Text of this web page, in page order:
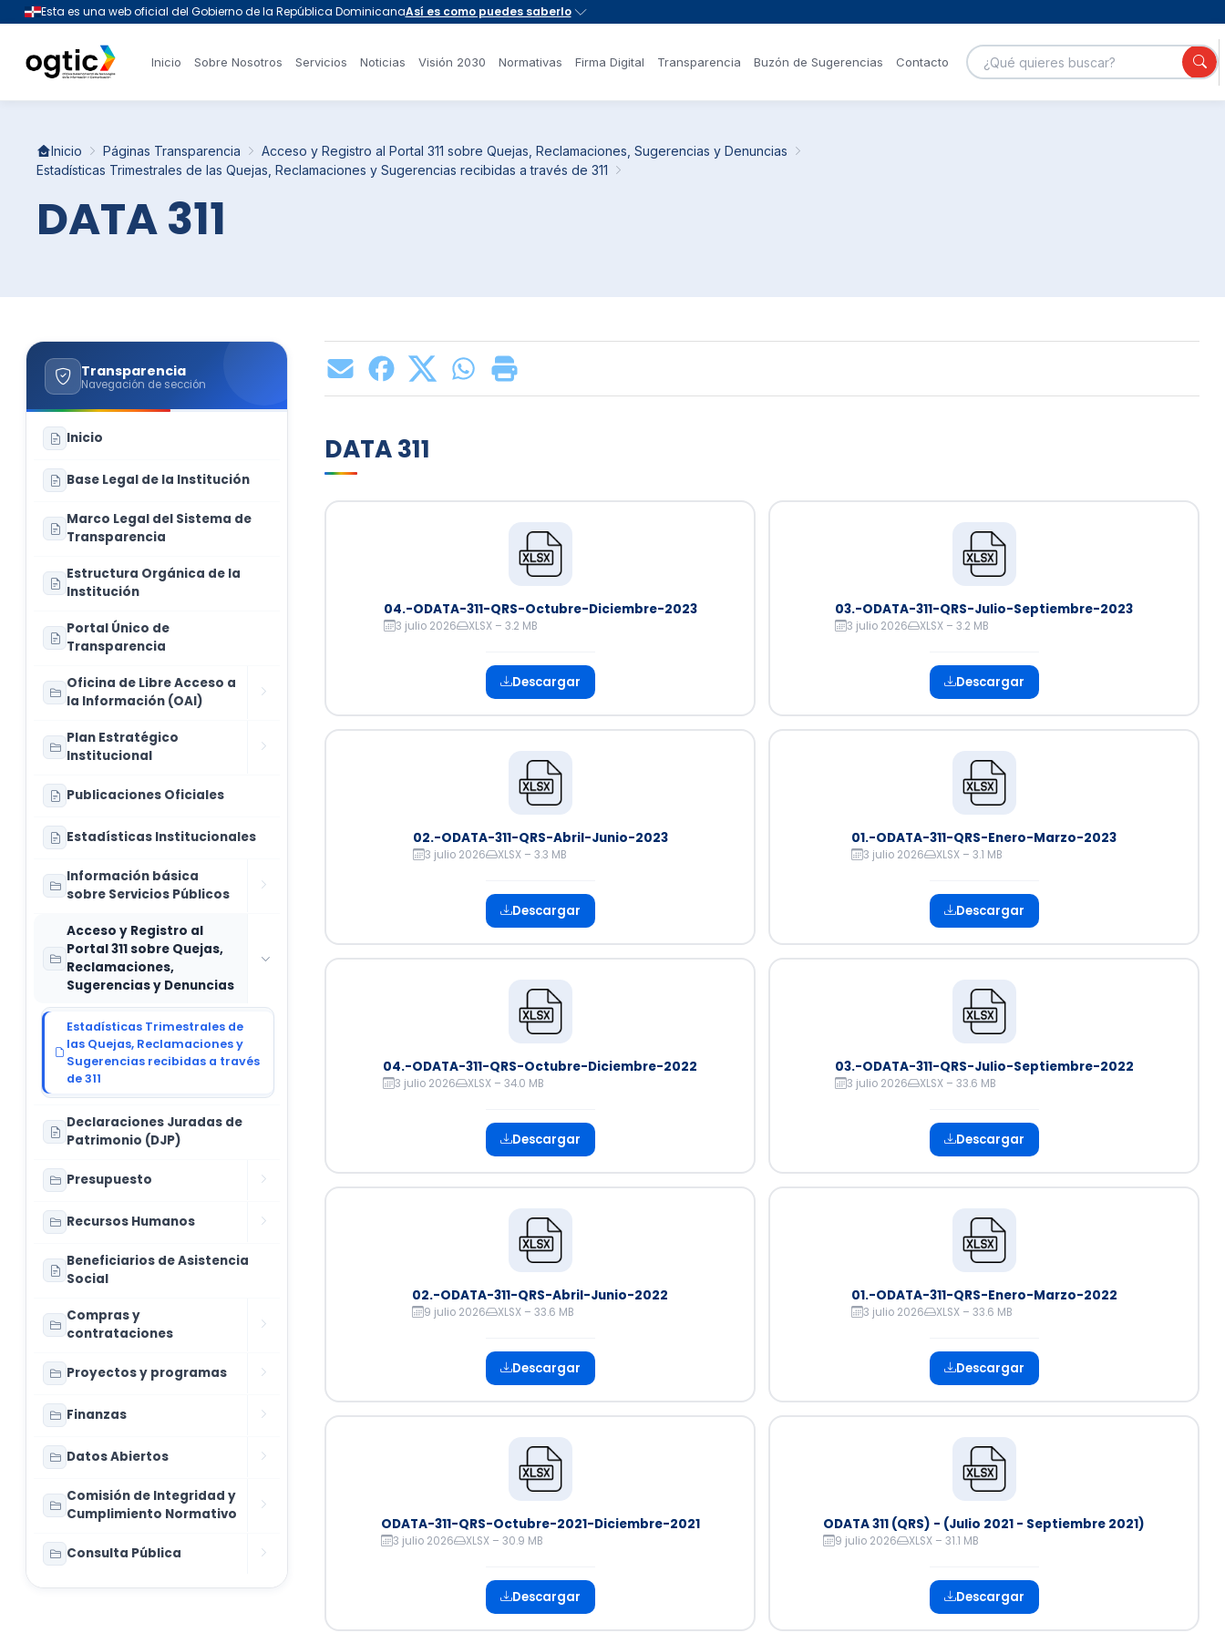
Inicio Sobre Nosotros Servicios Noticias Visión 2030 Normativas Firma Digital Transparencia Buzón de Sugerencias Contacto
Ciberseguridad
Observatorio
NORTICS
Instituciones
Inicio Páginas Transparencia
Acceso y Registro al Portal 311 sobre Quejas, Reclamaciones, Sugerencias y Denuncias
Estadísticas Trimestrales de las Quejas, Reclamaciones y Sugerencias recibidas a través de 311
DATA 311
Transparencia
Navegación de sección
Inicio
Base Legal de la Institución
Marco Legal del Sistema de
Transparencia
Estructura Orgánica de la
Institución
Portal Único de
Transparencia
Oficina de Libre Acceso a
la Información (OAI)
Plan Estratégico
Institucional
Publicaciones Oficiales
Estadísticas Institucionales
Información básica
sobre Servicios Públicos
Acceso y Registro al
Portal 311 sobre Quejas,
Reclamaciones,
Sugerencias y Denuncias
Estadísticas Trimestrales de
las Quejas, Reclamaciones y
Sugerencias recibidas a través
de 311
Declaraciones Juradas de
Patrimonio (DJP)
Presupuesto
Recursos Humanos
Beneficiarios de Asistencia
Social
Compras y
contrataciones
Proyectos y programas
Finanzas
Datos Abiertos
Comisión de Integridad y
Cumplimiento Normativo
Consulta Pública
DATA 311
04.-ODATA-311-QRS-Octubre-Diciembre-2023
3 julio 2026 XLSX – 3.2 MB
Descargar
03.-ODATA-311-QRS-Julio-Septiembre-2023
3 julio 2026 XLSX – 3.2 MB
Descargar
02.-ODATA-311-QRS-Abril-Junio-2023
3 julio 2026 XLSX – 3.3 MB
Descargar
01.-ODATA-311-QRS-Enero-Marzo-2023
3 julio 2026 XLSX – 3.1 MB
Descargar
04.-ODATA-311-QRS-Octubre-Diciembre-2022
3 julio 2026 XLSX – 34.0 MB
Descargar
03.-ODATA-311-QRS-Julio-Septiembre-2022
3 julio 2026 XLSX – 33.6 MB
Descargar
02.-ODATA-311-QRS-Abril-Junio-2022
9 julio 2026 XLSX – 33.6 MB
Descargar
01.-ODATA-311-QRS-Enero-Marzo-2022
3 julio 2026 XLSX – 33.6 MB
Descargar
ODATA-311-QRS-Octubre-2021-Diciembre-2021
3 julio 2026 XLSX – 30.9 MB
Descargar
ODATA 311 (QRS) - (Julio 2021 - Septiembre 2021)
9 julio 2026 XLSX – 31.1 MB
Descargar